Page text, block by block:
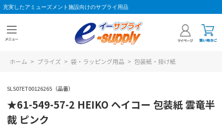
充実したアミューズメント施設向けのサプライ用品
ホーム > プライズ > 袋・ラッピング用品 > 包装紙・掛け紙
SLS07ET00126265（品番）
★61-549-57-2 HEIKO ヘイコー 包装紙 雲竜半
裁 ピンク